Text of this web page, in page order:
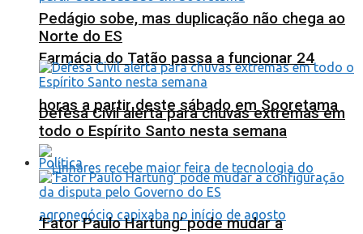
Farmácia do Tatão passa a funcionar 24
horas a partir deste sábado em Sooretama
Pedágio sobe, mas duplicação não chega ao
Norte do ES
Defesa Civil alerta para chuvas extremas em
todo o Espírito Santo nesta semana
Política
‘Fator Paulo Hartung’ pode mudar a